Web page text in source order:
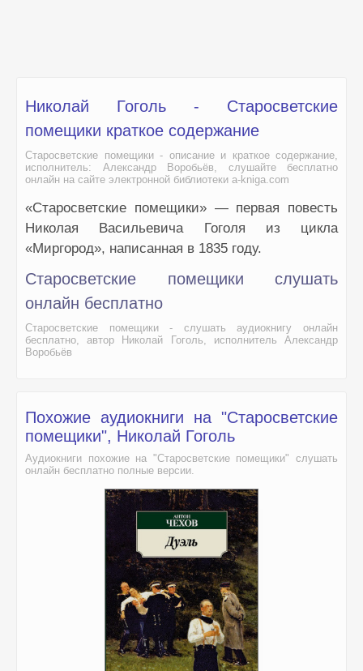
Николай Гоголь - Старосветские
помещики краткое содержание
Старосветские помещики - описание и краткое содержание,
исполнитель: Александр Воробьёв, слушайте бесплатно
онлайн на сайте электронной библиотеки a-kniga.com
«Старосветские помещики» — первая повесть
Николая Васильевича Гоголя из цикла
«Миргород», написанная в 1835 году.
Старосветские помещики слушать
онлайн бесплатно
Старосветские помещики - слушать аудиокнигу онлайн
бесплатно, автор Николай Гоголь, исполнитель Александр
Воробьёв
Похожие аудиокниги на "Старосветские
помещики", Николай Гоголь
Аудиокниги похожие на "Старосветские помещики" слушать
онлайн бесплатно полные версии.